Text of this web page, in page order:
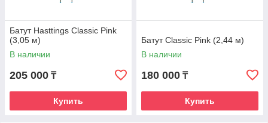
Батут Hasttings Classic Pink
(3,05 м)
В наличии
205 000 ₸
Купить
Батут Classic Pink (2,44 м)
В наличии
180 000 ₸
Купить